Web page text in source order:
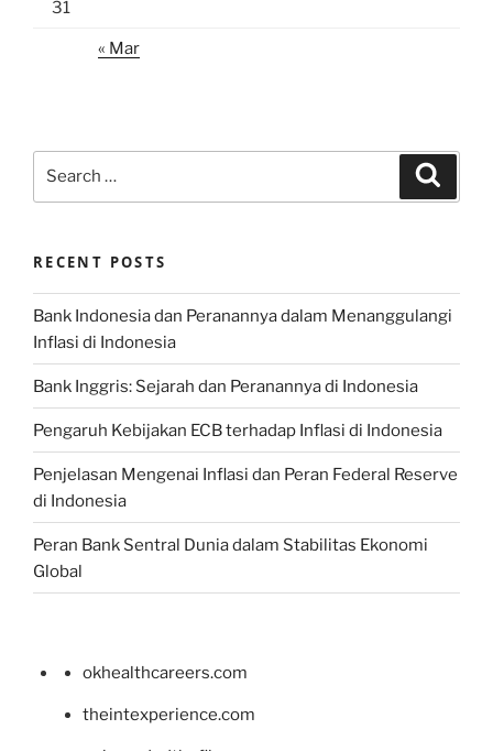
31
« Mar
RECENT POSTS
Bank Indonesia dan Peranannya dalam Menanggulangi
Inflasi di Indonesia
Bank Inggris: Sejarah dan Peranannya di Indonesia
Pengaruh Kebijakan ECB terhadap Inflasi di Indonesia
Penjelasan Mengenai Inflasi dan Peran Federal Reserve
di Indonesia
Peran Bank Sentral Dunia dalam Stabilitas Ekonomi
Global
okhealthcareers.com
theintexperience.com